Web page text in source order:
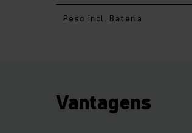
Peso incl. Bateria
Vantagens